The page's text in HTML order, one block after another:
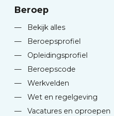
Beroep
—
Bekijk alles
—
Beroepsprofiel
—
Opleidingsprofiel
—
Beroepscode
—
Werkvelden
—
Wet en regelgeving
—
Vacatures en oproepen